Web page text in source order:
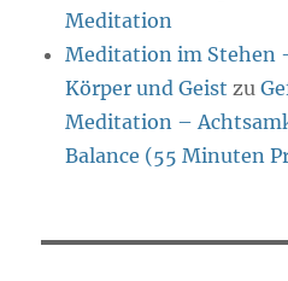
Meditation
Meditation im Stehen
Körper und Geist zu
Meditation –
Balance (55 Minuten